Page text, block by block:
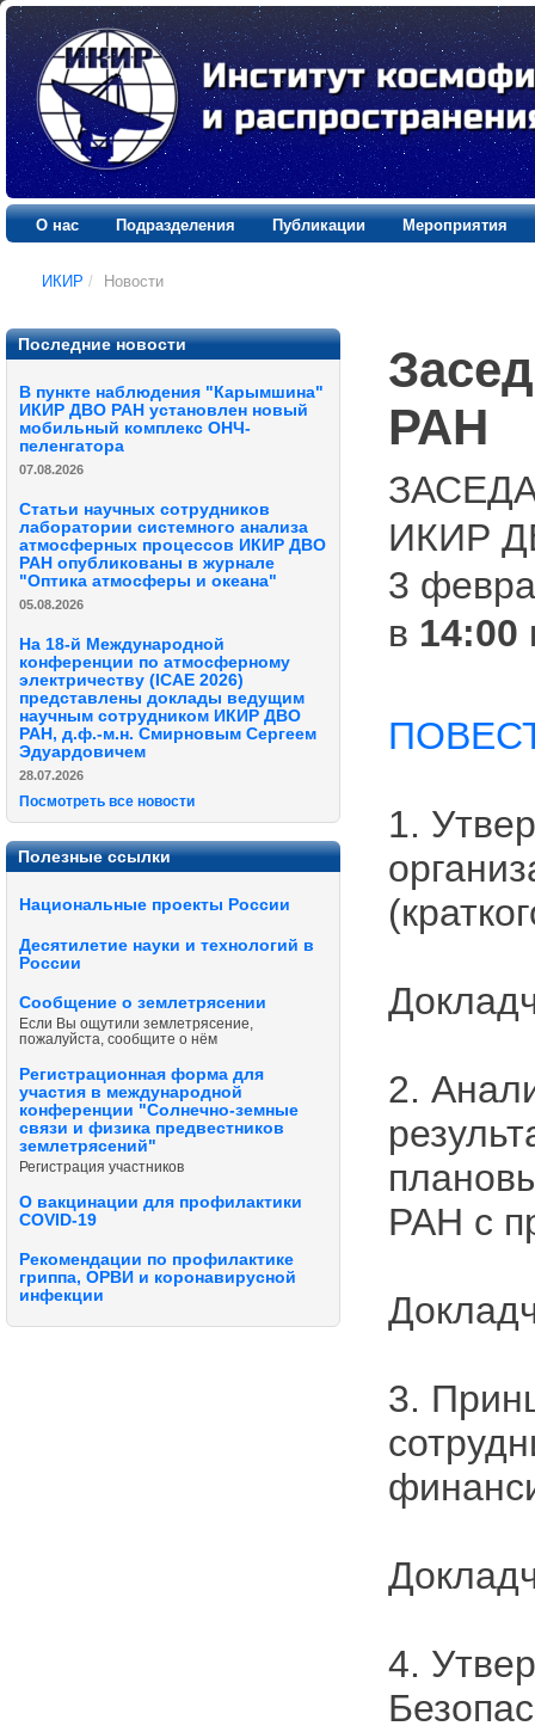
О нас Подразделения Публикации Мероприятия
ИКИР / Новости
Последние новости
В пункте наблюдения "Карымшина"
ИКИР ДВО РАН установлен новый
мобильный комплекс ОНЧ-
пеленгатора
07.08.2026
Статьи научных сотрудников
лаборатории системного анализа
атмосферных процессов ИКИР ДВО
РАН опубликованы в журнале
"Оптика атмосферы и океана"
05.08.2026
На 18-й Международной
конференции по атмосферному
электричеству (ICAE 2026)
представлены доклады ведущим
научным сотрудником ИКИР ДВО
РАН, д.ф.-м.н. Смирновым Сергеем
Эдуардовичем
28.07.2026
Посмотреть все новости
Полезные ссылки
Национальные проекты России
Десятилетие науки и технологий в
России
Сообщение о землетрясении
Если Вы ощутили землетрясение,
пожалуйста, сообщите о нём
Регистрационная форма для
участия в международной
конференции "Солнечно-земные
связи и физика предвестников
землетрясений"
Регистрация участников
О вакцинации для профилактики
COVID-19
Рекомендации по профилактике
гриппа, ОРВИ и коронавирусной
инфекции
РАН
ИКИР
3
в 14:00
1.
2.
РАН с
3.
4.